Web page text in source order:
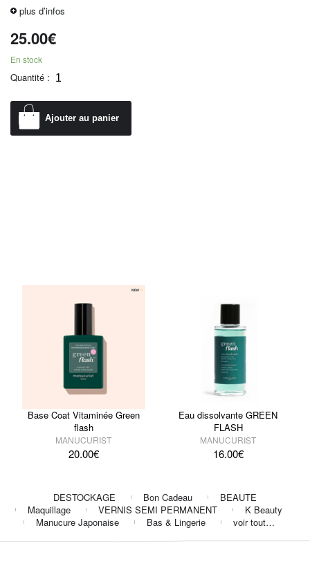
plus d’infos
25.00€
En stock
Quantité :
Ajouter au panier
Base Coat Vitaminée Green
flash
MANUCURIST
20.00€
Eau dissolvante GREEN
FLASH
MANUCURIST
16.00€
DESTOCKAGE Bon Cadeau
BEAUTE
Maquillage
VERNIS SEMI PERMANENT
K Beauty
Manucure Japonaise
Bas & Lingerie voir tout…